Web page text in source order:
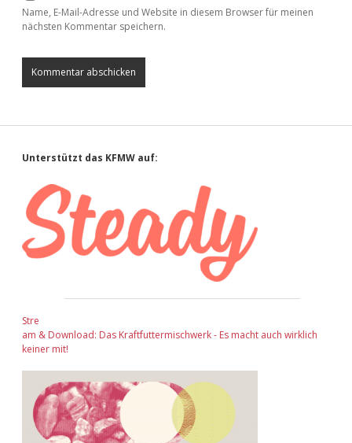
Name, E-Mail-Adresse und Website in diesem Browser für meinen
nächsten Kommentar speichern.
Sidebar
Unterstützt das KFMW auf:
Stre
am & Download: Das Kraftfuttermischwerk - Es macht auch wirklich
keiner mit!